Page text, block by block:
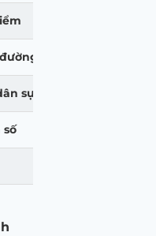
bộ
sự
số